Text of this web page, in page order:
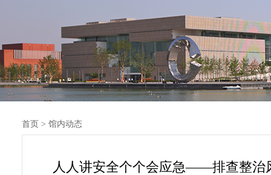
首页 > 馆内动态
人人讲安全个个会应急——排查整治